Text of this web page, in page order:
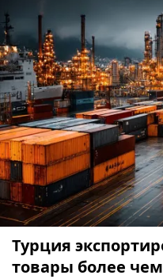
Турция
товары более